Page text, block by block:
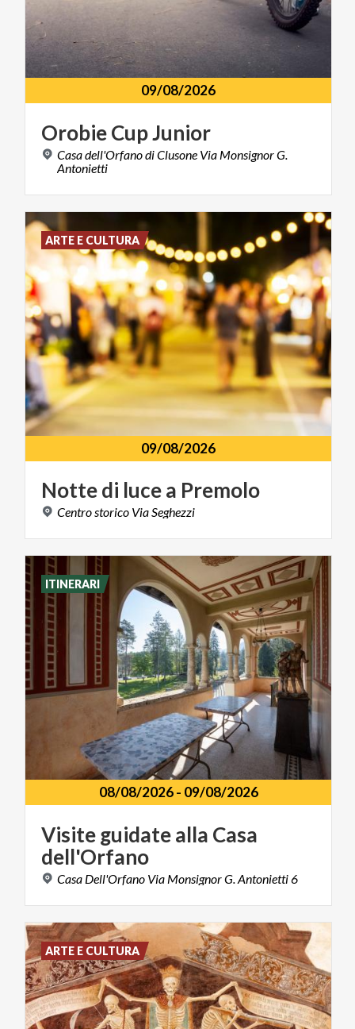
09/08/2026
OrobieCupJunior
Casa dell'Orfano di Clusone Via Monsignor G.
Antonietti
09/08/2026
Nottedi lucea Premolo
Centrostorico ViaSeghezzi
ARTE E CULTURA
08/08/2026- 09/08/2026
Visiteguidatealla Casa
dell'Orfano
Casa Dell'Orfano Via MonsignorG. Antonietti6
ITINERARI
ARTE E CULTURA